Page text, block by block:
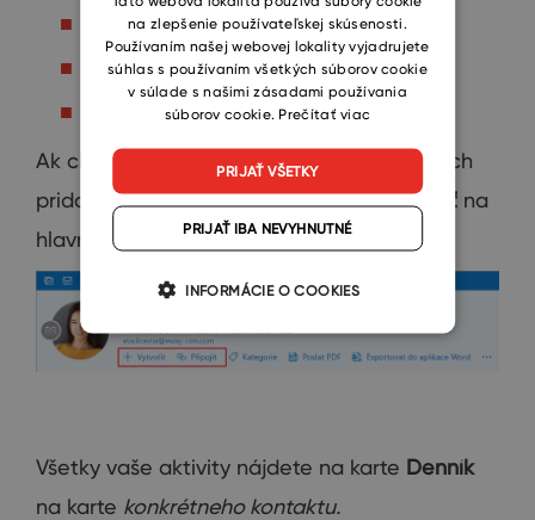
Produkt
Kategória
Používateľa
Ak chcete prepojiť rôzne moduly, môžete ich
pridať pomocou tlačidielVytvoriťaPripojiť na
hlavnom páse s nástrojmi.
Všetky vaše aktivity nájdete na karte Denník
na karte konkrétneho kontaktu.
na zlepšenie používateľskej skúsenosti.
Používaním našej webovej lokality vyjadrujete
súhlas s používaním všetkých súborov cookie
v súlade s našimi zásadami používania
súborov cookie. Prečítať viac
PRIJAŤ VŠETKY
PRIJAŤ IBA NEVYHNUTNÉ
INFORMÁCIE O COOKIES